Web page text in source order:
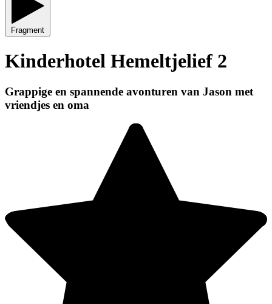
Fragment
Kinderhotel Hemeltjelief 2
Grappige en spannende avonturen van Jason met
vriendjes en oma